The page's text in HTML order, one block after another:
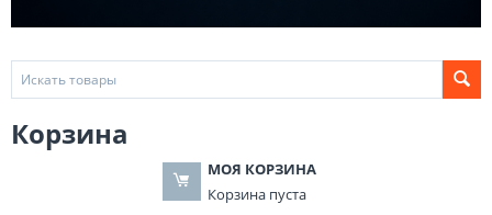
Корзина
МОЯ КОРЗИНА
Корзина пуста